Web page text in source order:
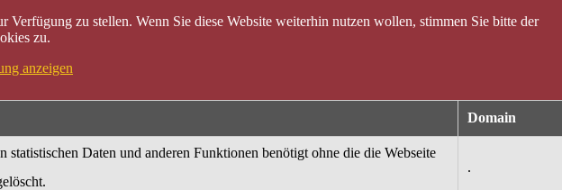
zu stellen. Wenn Sie diese Website weiterhin nutzen wollen, stimmen Sie bitte der
zu.
anzeigen
Domain
Daten und anderen Funktionen benötigt ohne die die Webseite
.